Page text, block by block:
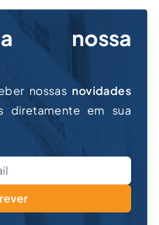
nossa
nossas novidades
diretamente em sua